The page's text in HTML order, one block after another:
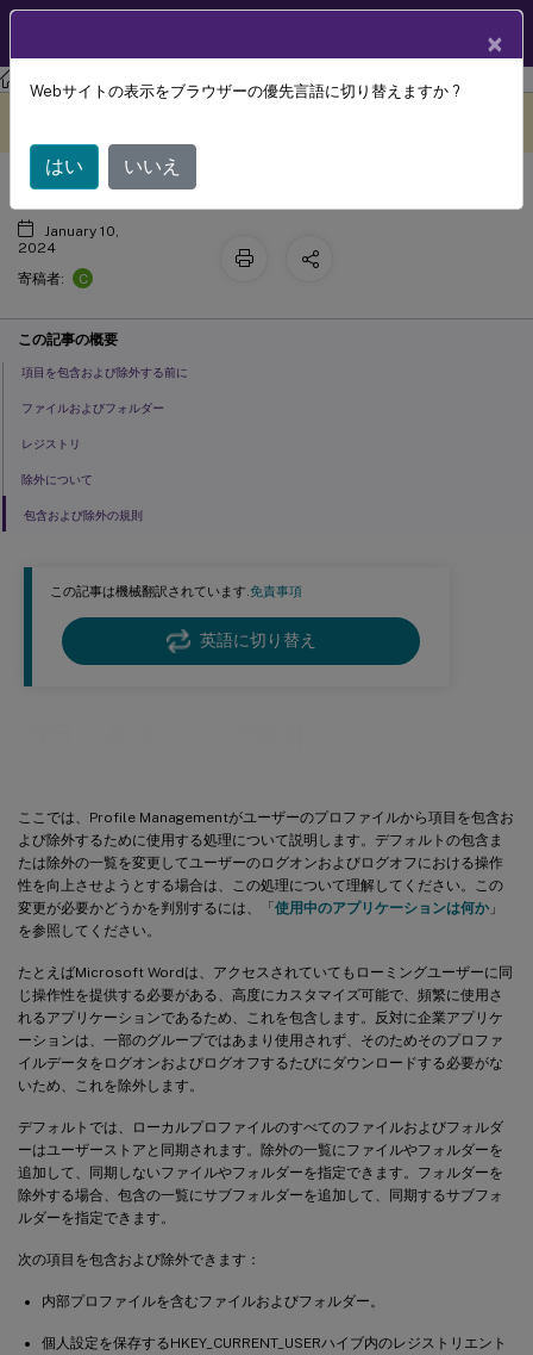
Profile Management Profile Management 2308
この記事は機械翻訳されています.免責事項
英語に切り替え
ここでは、Profile Managementがユーザーのプロファイルから項目を包含お
よび除外するために使用する処理について説明します。デフォルトの包含ま
たは除外の一覧を変更してユーザーのログオンおよびログオフにおける操作
性を向上させようとする場合は、この処理について理解してください。この
変更が必要かどうかを判別するには、「使用中のアプリケーションは何か」
を参照してください。
たとえばMicrosoft Wordは、アクセスされていてもローミングユーザーに同
じ操作性を提供する必要がある、高度にカスタマイズ可能で、頻繁に使用さ
れるアプリケーションであるため、これを包含します。反対に企業アプリケ
ーションは、一部のグループではあまり使用されず、そのためそのプロファ
イルデータをログオンおよびログオフするたびにダウンロードする必要がな
いため、これを除外します。
デフォルトでは、ローカルプロファイルのすべてのファイルおよびフォルダ
ーはユーザーストアと同期されます。除外の一覧にファイルやフォルダーを
追加して、同期しないファイルやフォルダーを指定できます。フォルダーを
除外する場合、包含の一覧にサブフォルダーを追加して、同期するサブフォ
ルダーを指定できます。
次の項目を包含および除外できます：
内部プロファイルを含むファイルおよびフォルダー。
個人設定を保存するHKEY_CURRENT_USERハイブ内のレジストリエント
項目の包含および除外
January 10,
2024
寄稿者:
C
この記事の概要
項目を包含および除外する前に
ファイルおよびフォルダー
レジストリ
除外について
包含および除外の規則
×
Webサイトの表示をブラウザーの優先言語に切り替えますか ?
はい いいえ